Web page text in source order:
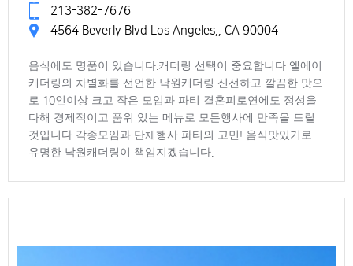
213-382-7676
4564 Beverly Blvd Los Angeles,, CA 90004
음식에도 명품이 있습니다.캐더링 선택이 중요합니다 엘에이
캐더링의 차별화를 선언한 낙원캐더링 신선하고 깔끔한 맛으
로 10인이상 크고 작은 모임과 파티 결혼피로연에도 정성을
다해 경제적이고 품위 있는 메뉴로 모든행사에 만족을 드릴
것입니다 각종모임과 단체행사 파티의 고민! 음식맛있기로
유명한 낙원캐더링이 책임지겠습니다.